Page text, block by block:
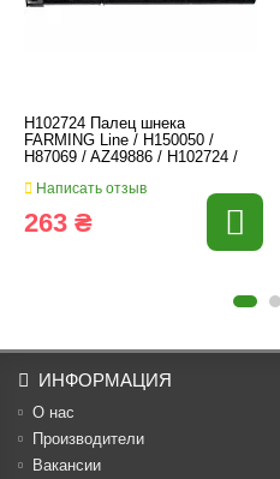
H102724 Палец шнека
FARMING Line / H150050 /
H87069 / AZ49886 / H102724 /
Написать отзыв
263 ₴
ИНФОРМАЦИЯ
О нас
Производители
Вакансии